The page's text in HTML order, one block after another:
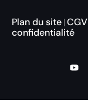
Plan du site CGV
confidentialité